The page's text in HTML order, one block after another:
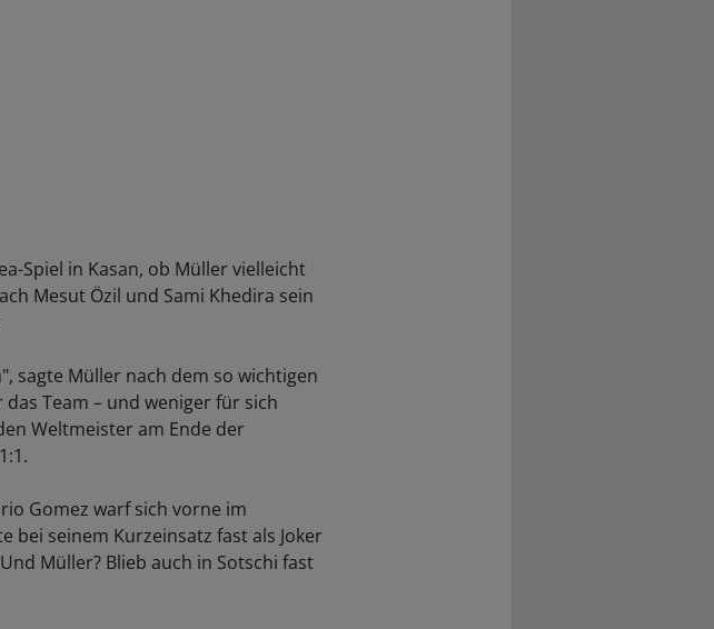
Spiel in Kasan, ob Müller vielleicht
Mesut Özil und Sami Khedira sein
sagte Müller nach dem so wichtigen
Team – und weniger für sich
Weltmeister am Ende der
Gomez warf sich vorne im
bei seinem Kurzeinsatz fast als Joker
Müller? Blieb auch in Sotschi fast